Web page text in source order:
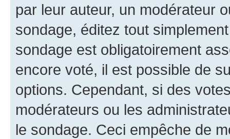
par leur auteur, un modérateur
sondage, éditez tout
sondage est obligatoirement
encore voté, il est possible de
options. Cependant, si des
modérateurs ou les
le sondage. Ceci empêche de